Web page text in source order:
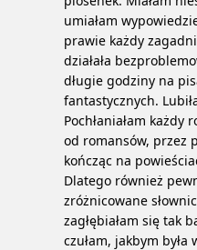
umiałam
prawie każdy
działała
długie godziny na
fantastycznych.
Pochłaniałam każdy
od romansów, przez
kończąc na
Dlatego również
zróżnicowane
zagłębiałam się tak
czułam, jakbym